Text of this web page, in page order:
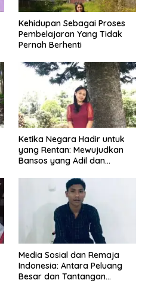
Kehidupan Sebagai Proses
Pembelajaran Yang Tidak
Pernah Berhenti
Ketika Negara Hadir untuk
yang Rentan: Mewujudkan
Bansos yang Adil dan
Media Sosial dan Remaja
Indonesia: Antara Peluang
Besar dan Tantangan